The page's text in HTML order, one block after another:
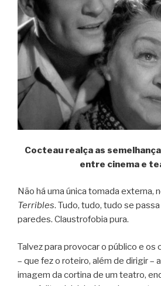
Cocteau realça as
entre cinema e
Não há uma única tomada externa,
Terribles. Tudo, tudo, tudo se
paredes. Claustrofobia pura.
Talvez para provocar o público e os
– que fez o roteiro, além de dirigir –
imagem da cortina de um teatro,